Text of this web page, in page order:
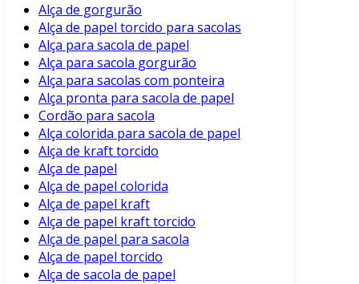
Alça de gorgurão
Alça de papel torcido para sacolas
Alça para sacola de papel
Alça para sacola gorgurão
Alça para sacolas com ponteira
Alça pronta para sacola de papel
Cordão para sacola
Alça colorida para sacola de papel
Alça de kraft torcido
Alça de papel
Alça de papel colorida
Alça de papel kraft
Alça de papel kraft torcido
Alça de papel para sacola
Alça de papel torcido
Alça de sacola de papel